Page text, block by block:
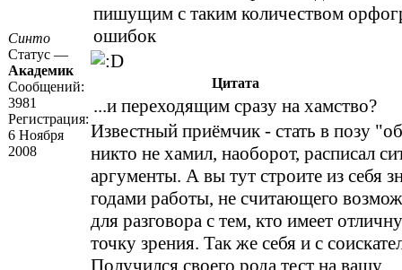
Синто
Статус —
Академик
Сообщений:
3981
Регистрация:
6 Ноября
2008
пишущим с таким количеством
ошибок
Цитата
...и переходящим сразу на хамство?
Известный приёмчик - стать в позу
никто не хамил, наоборот, расписал
аргументы. А вы тут строите из себя
годами работы, не считающего
для разговора с тем, кто имеет
точку зрения. Так же себя и с
Получился своего рода тест на вашу